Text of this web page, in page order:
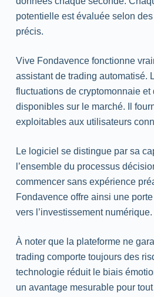
potentielle est évaluée selon
précis.
Vive Fondavence fonctionne
assistant de trading automatisé.
fluctuations de cryptomonnaie et
disponibles sur le marché. Il
exploitables aux utilisateurs
Le logiciel se distingue par sa
l’ensemble du processus
commencer sans expérience
Fondavence offre ainsi une
vers l’investissement numérique.
À noter que la plateforme ne
trading comporte toujours des
technologie réduit le biais
un avantage mesurable pour